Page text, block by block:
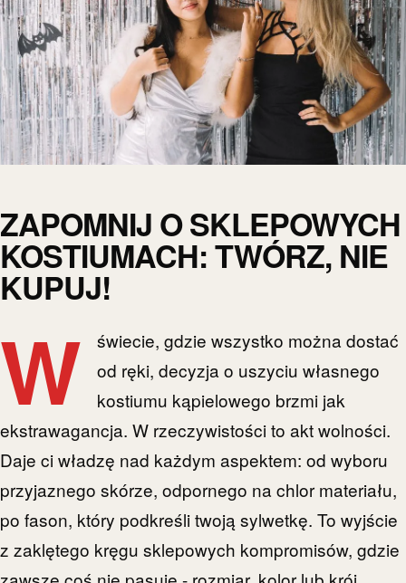
ZAPOMNIJ O SKLEPOWYCH
KOSTIUMACH: TWÓRZ, NIE
KUPUJ!
W
świecie, gdzie wszystko można dostać
od ręki, decyzja o uszyciu własnego
kostiumu kąpielowego brzmi jak
ekstrawagancja. W rzeczywistości to akt wolności.
Daje ci władzę nad każdym aspektem: od wyboru
przyjaznego skórze, odpornego na chlor materiału,
po fason, który podkreśli twoją sylwetkę. To wyjście
z zaklętego kręgu sklepowych kompromisów, gdzie